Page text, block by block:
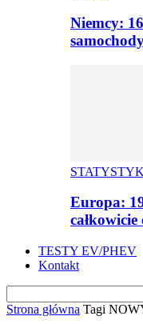
Niemcy:
Europa:
TESTY EV/PHEV
Kontakt
Strona główna Tagi